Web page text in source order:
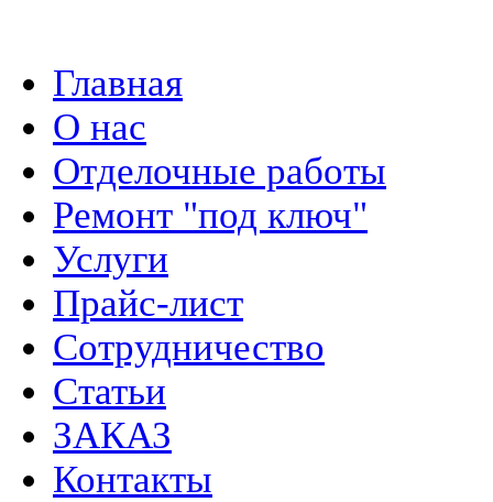
Главная
О нас
Отделочные работы
Ремонт "под ключ"
Услуги
Прайс-лист
Сотрудничество
Статьи
ЗАКАЗ
Контакты